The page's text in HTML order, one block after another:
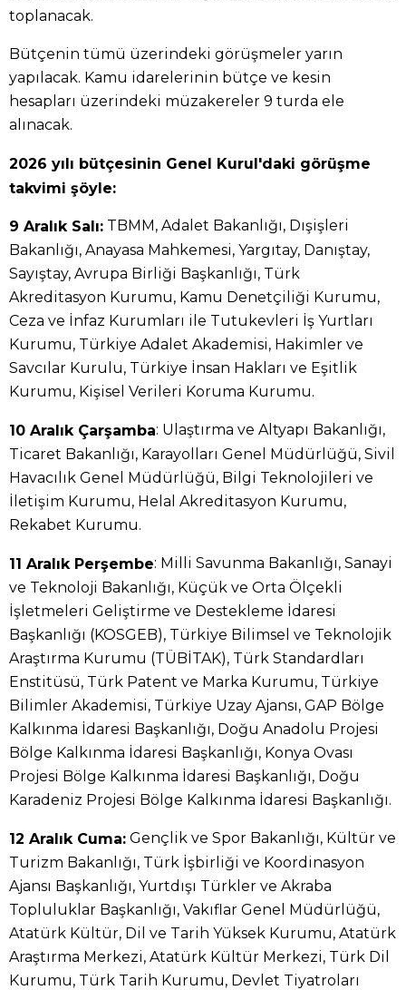
toplanacak.
Bütçenin tümü üzerindeki görüşmeler yarın
yapılacak. Kamu idarelerinin bütçe ve kesin
hesapları üzerindeki müzakereler 9 turda ele
alınacak.
2026 yılı bütçesinin Genel Kurul'daki görüşme
takvimi şöyle:
9 Aralık Salı: TBMM, Adalet Bakanlığı, Dışişleri
Bakanlığı, Anayasa Mahkemesi, Yargıtay, Danıştay,
Sayıştay, Avrupa Birliği Başkanlığı, Türk
Akreditasyon Kurumu, Kamu Denetçiliği Kurumu,
Ceza ve İnfaz Kurumları ile Tutukevleri İş Yurtları
Kurumu, Türkiye Adalet Akademisi, Hakimler ve
Savcılar Kurulu, Türkiye İnsan Hakları ve Eşitlik
Kurumu, Kişisel Verileri Koruma Kurumu.
10 Aralık Çarşamba: Ulaştırma ve Altyapı Bakanlığı,
Ticaret Bakanlığı, Karayolları Genel Müdürlüğü, Sivil
Havacılık Genel Müdürlüğü, Bilgi Teknolojileri ve
İletişim Kurumu, Helal Akreditasyon Kurumu,
Rekabet Kurumu.
11 Aralık Perşembe: Milli Savunma Bakanlığı, Sanayi
ve Teknoloji Bakanlığı, Küçük ve Orta Ölçekli
İşletmeleri Geliştirme ve Destekleme İdaresi
Başkanlığı (KOSGEB), Türkiye Bilimsel ve Teknolojik
Araştırma Kurumu (TÜBİTAK), Türk Standardları
Enstitüsü, Türk Patent ve Marka Kurumu, Türkiye
Bilimler Akademisi, Türkiye Uzay Ajansı, GAP Bölge
Kalkınma İdaresi Başkanlığı, Doğu Anadolu Projesi
Bölge Kalkınma İdaresi Başkanlığı, Konya Ovası
Projesi Bölge Kalkınma İdaresi Başkanlığı, Doğu
Karadeniz Projesi Bölge Kalkınma İdaresi Başkanlığı.
12 Aralık Cuma: Gençlik ve Spor Bakanlığı, Kültür ve
Turizm Bakanlığı, Türk İşbirliği ve Koordinasyon
Ajansı Başkanlığı, Yurtdışı Türkler ve Akraba
Topluluklar Başkanlığı, Vakıflar Genel Müdürlüğü,
Atatürk Kültür, Dil ve Tarih Yüksek Kurumu, Atatürk
Araştırma Merkezi, Atatürk Kültür Merkezi, Türk Dil
Kurumu, Türk Tarih Kurumu, Devlet Tiyatroları